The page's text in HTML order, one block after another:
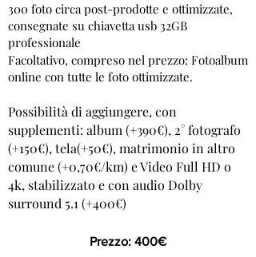
300 foto circa post-prodotte e ottimizzate,
consegnate su chiavetta usb 32GB
professionale
Facoltativo, compreso nel prezzo: Fotoalbum
online con tutte le foto ottimizzate.
Possibilità di aggiungere, con
supplementi: album (+390€), 2° fotografo
(+150€), tela(+50€), matrimonio in altro
comune (+0,70€/km) e Video Full HD o
4k, stabilizzato e con audio Dolby
surround 5.1 (+400€)
Prezzo: 400€